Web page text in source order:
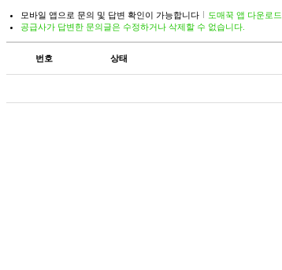
모바일 앱으로 문의 및 답변 확인이 가능합니다
도매꾹 앱 다운로드
공급사가 답변한 문의글은 수정하거나 삭제할 수 없습니다.
번호 상태